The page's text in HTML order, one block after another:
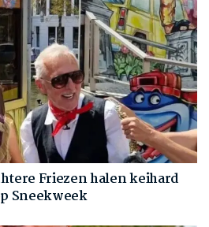
Friezen halen keihard
Sneekweek